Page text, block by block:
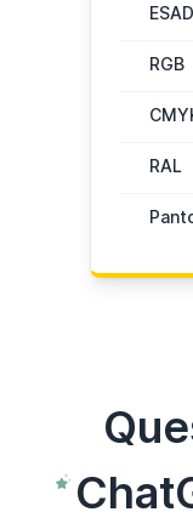
RGB
RAL